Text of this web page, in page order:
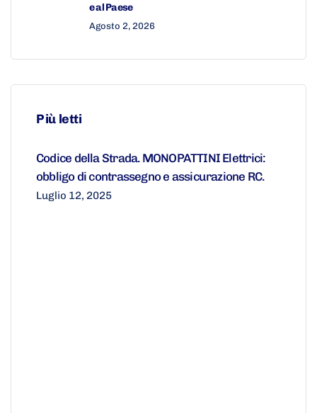
e al Paese
Agosto 2, 2026
Più letti
Codice della Strada. MONOPATTINI Elettrici:
obbligo di contrassegno e assicurazione RC.
Luglio 12, 2025